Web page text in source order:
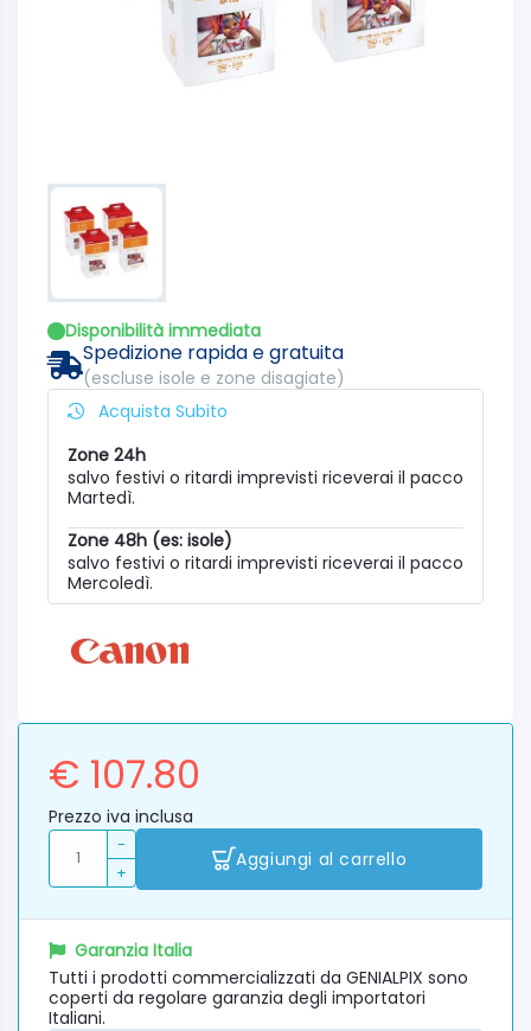
Disponibilità immediata
Spedizione rapida e gratuita
(escluse isole e zone disagiate)
Acquista Subito
Zone 24h
salvo festivi o ritardi imprevisti riceverai il pacco
Martedì.
Zone 48h (es: isole)
salvo festivi o ritardi imprevisti riceverai il pacco
Mercoledì.
€ 107.80
Prezzo iva inclusa
-
+
Aggiungi al carrello
Garanzia Italia
Tutti i prodotti commercializzati da GENIALPIX sono
coperti da regolare garanzia degli importatori
Italiani.